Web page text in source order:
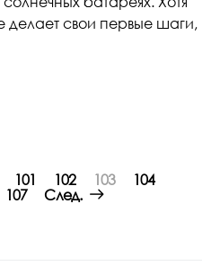
делает свои первые шаги,
101 102 103
104
107 След.